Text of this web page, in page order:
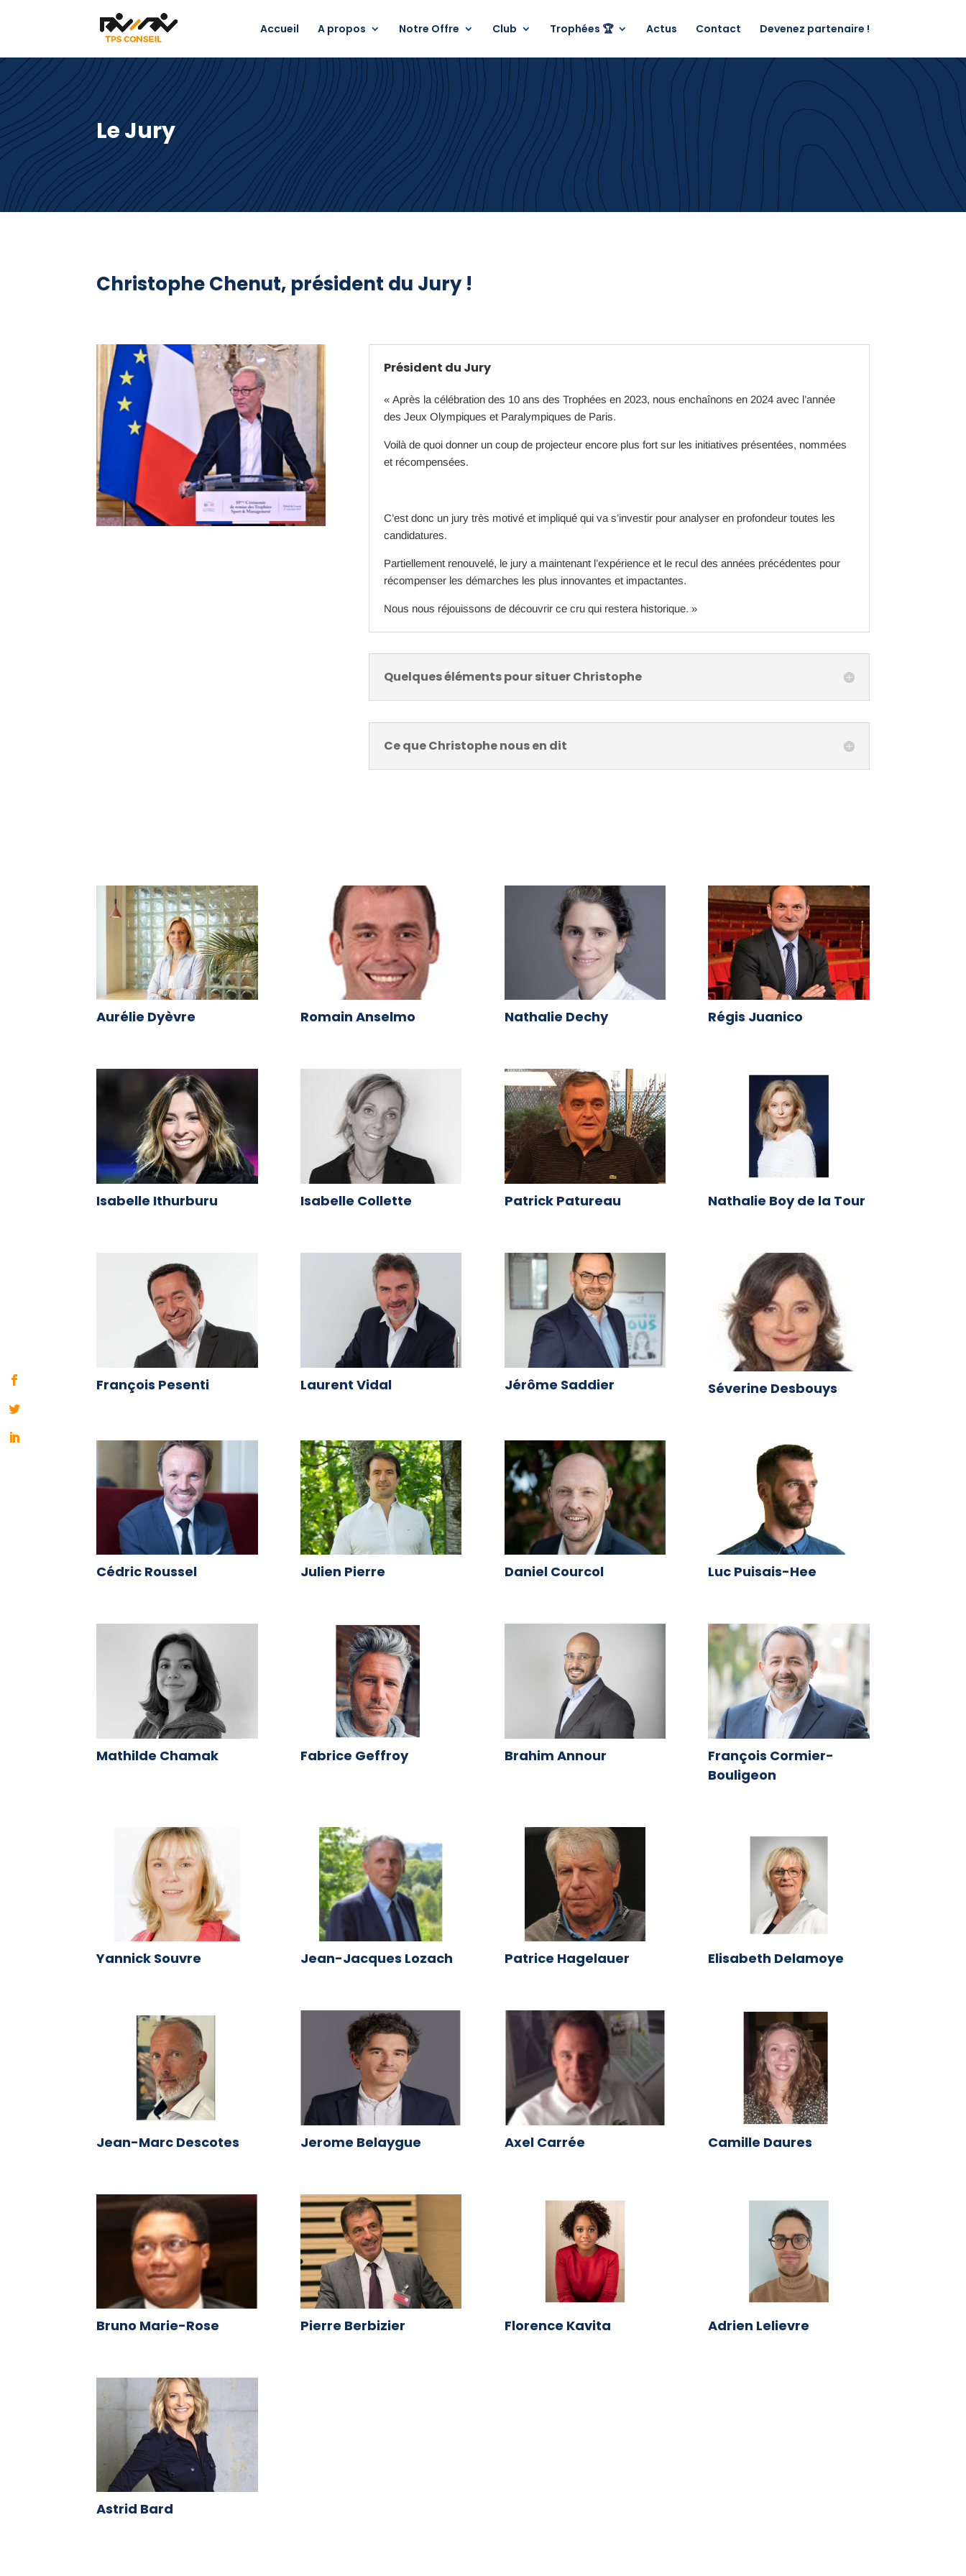
Accueil A propos Notre Offre Club Trophées 🏆 Actus Contact Devenez partenaire !
Le Jury
Christophe Chenut, président du Jury !
Président du Jury
« Après la célébration des 10 ans des Trophées en 2023, nous enchaînons en 2024 avec l’année
des Jeux Olympiques et Paralympiques de Paris.
Voilà de quoi donner un coup de projecteur encore plus fort sur les initiatives présentées, nommées
et récompensées.
C’est donc un jury très motivé et impliqué qui va s’investir pour analyser en profondeur toutes les
candidatures.
Partiellement renouvelé, le jury a maintenant l’expérience et le recul des années précédentes pour
récompenser les démarches les plus innovantes et impactantes.
Nous nous réjouissons de découvrir ce cru qui restera historique. »
Quelques éléments pour situer Christophe
Ce que Christophe nous en dit
Aurélie Dyèvre Romain Anselmo Nathalie Dechy Régis Juanico
Isabelle Ithurburu Isabelle Collette Patrick Patureau Nathalie Boy de la Tour
François Pesenti Laurent Vidal Jérôme Saddier Séverine Desbouys
Cédric Roussel Julien Pierre Daniel Courcol Luc Puisais-Hee
Mathilde Chamak Fabrice Geffroy Brahim Annour
François Cormier-
Bouligeon
Yannick Souvre Jean-Jacques Lozach Patrice Hagelauer Elisabeth Delamoye
Jean-Marc Descotes Jerome Belaygue Axel Carrée Camille Daures
Bruno Marie-Rose Pierre Berbizier Florence Kavita Adrien Lelievre
Astrid Bard